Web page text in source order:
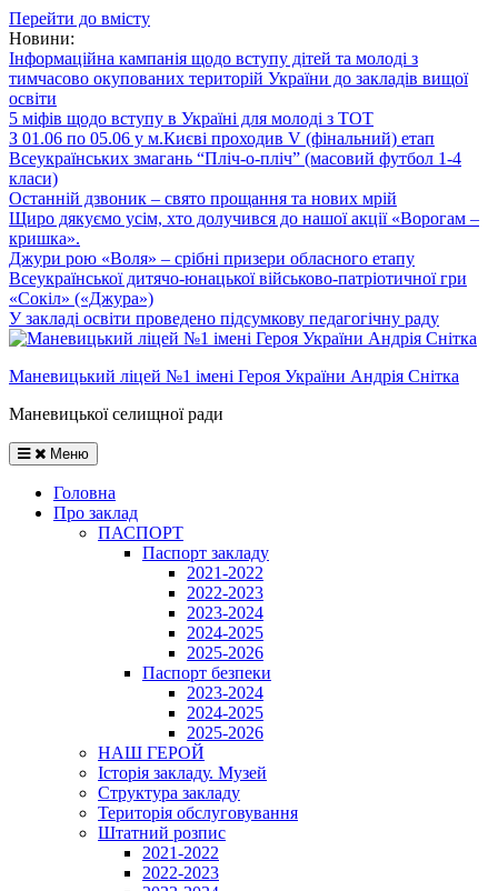
Перейти до вмісту
Новини:
Інформаційна кампанія щодо вступу дітей та молоді з
тимчасово окупованих територій України до закладів вищої
освіти
5 міфів щодо вступу в Україні для молоді з ТОТ
З 01.06 по 05.06 у м.Києві проходив V (фінальний) етап
Всеукраїнських змагань “Пліч-о-пліч” (масовий футбол 1-4
класи)
Останній дзвоник – свято прощання та нових мрій
Щиро дякуємо усім, хто долучився до нашої акції «Ворогам –
кришка».
Джури рою «Воля» – срібні призери обласного етапу
Всеукраїнської дитячо-юнацької військово-патріотичної гри
«Сокіл» («Джура»)
У закладі освіти проведено підсумкову педагогічну раду
Маневицький ліцей №1 імені Героя України Андрія Снітка
Маневицької селищної ради
Меню
Головна
Про заклад
ПАСПОРТ
Паспорт закладу
2021-2022
2022-2023
2023-2024
2024-2025
2025-2026
Паспорт безпеки
2023-2024
2024-2025
2025-2026
НАШ ГЕРОЙ
Історія закладу. Музей
Структура закладу
Територія обслуговування
Штатний розпис
2021-2022
2022-2023